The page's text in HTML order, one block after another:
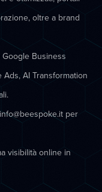
oltre a brand
Business
AI Transformation
per
visibilità online in